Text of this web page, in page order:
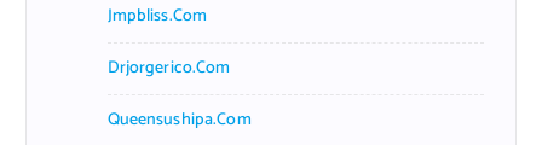
Jmpbliss.com
Drjorgerico.com
Queensushipa.com